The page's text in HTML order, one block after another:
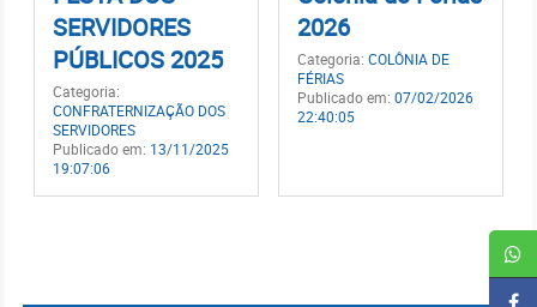
SERVIDORES
PÚBLICOS 2025
Categoria:
CONFRATERNIZAÇÃO DOS
SERVIDORES
Publicado em: 13/11/2025
19:07:06
2026
Categoria: COLÔNIA DE
FÉRIAS
Publicado em: 07/02/2026
22:40:05